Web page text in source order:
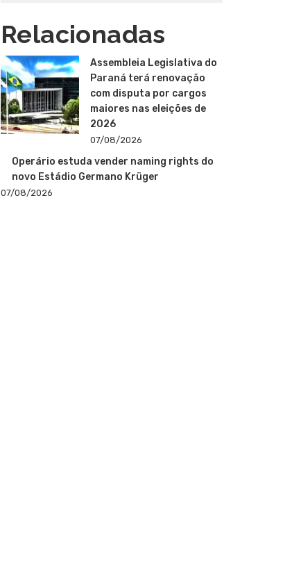
Relacionadas
Assembleia Legislativa do
Paraná terá renovação
com disputa por cargos
maiores nas eleições de
2026
07/08/2026
Operário estuda vender naming rights do
novo Estádio Germano Krüger
07/08/2026